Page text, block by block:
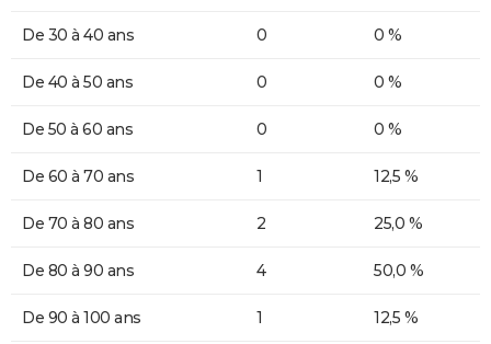
De 30 à 40 ans 0 0 %
De 40 à 50 ans 0 0 %
De 50 à 60 ans 0 0 %
De 60 à 70 ans 1 12,5 %
De 70 à 80 ans 2 25,0 %
De 80 à 90 ans 4 50,0 %
De 90 à 100 ans 1 12,5 %